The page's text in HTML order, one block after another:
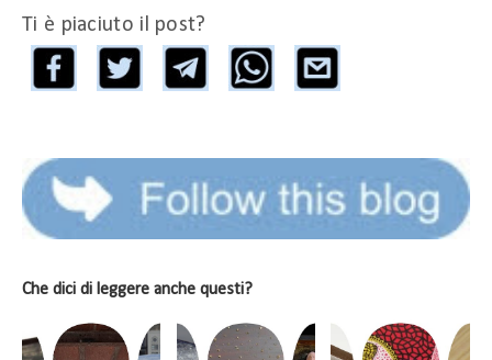
Ti è piaciuto il post?
Che dici di leggere anche questi?